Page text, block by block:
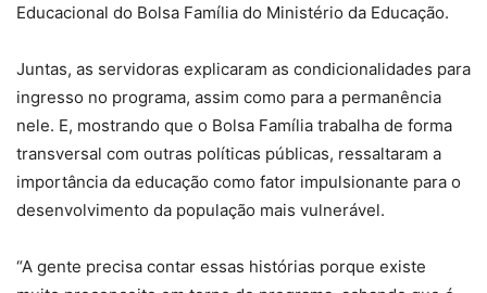
Educacional do Bolsa Família do Ministério da Educação.
Juntas, as servidoras explicaram as condicionalidades para
ingresso no programa, assim como para a permanência
nele. E, mostrando que o Bolsa Família trabalha de forma
transversal com outras políticas públicas, ressaltaram a
importância da educação como fator impulsionante para o
desenvolvimento da população mais vulnerável.
“A gente precisa contar essas histórias porque existe